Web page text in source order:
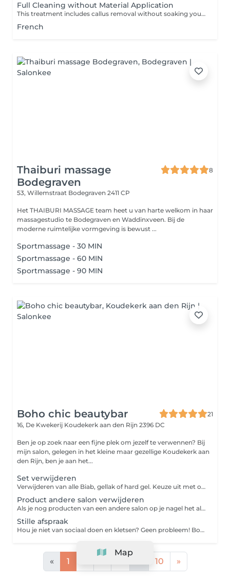
Full Cleaning without Material Application
This treatment includes callus removal without soaking your feet in water using a smarter, water-free method, plus cuticle care, nail shaping, and a relaxing foot massage at the end. (No product application afterwards.)
French
Thaiburi massage
Bodegraven
8
53, Willemstraat Bodegraven 2411 CP
Het THAIBURI MASSAGE team heet u van harte welkom in haar
massagestudio te Bodegraven en Waddinxveen. Bij de
moderne ruimtelijke vormgeving is bewust ...
Sportmassage - 30 MIN
Sportmassage - 60 MIN
Sportmassage - 90 MIN
Boho chic beautybar
21
16, De Kwekerij Koudekerk aan den Rijn 2396 DC
Ben je op zoek naar een fijne plek om jezelf te verwennen? Bij
mijn salon, gelegen in het kleine maar gezellige Koudekerk aan
den Rijn, ben je aan het...
Set verwijderen
Verwijderen van alle Biab, gellak of hard gel. Keuze uit met of zonder mancure. zonder manicure houd in alleen alles er af halen en model vijl, Met manicure worden de nagelriemen uitgebreid verzorgd en gevoed.
Product andere salon verwijderen
Als je nog producten van een andere salon op je nagel het als je naar mij komt kies dan altijd deze dienst er bij. Ik kan alleen geen acryl verwijderen!
Stille afspraak
Hou je niet van sociaal doen en kletsen? Geen probleem! Boek een stille afspraak en ik zal niet meer praten dan nodig is. Ook mag je kiezen of je de muziek aan of uit wil.
« 1 10 »
Map